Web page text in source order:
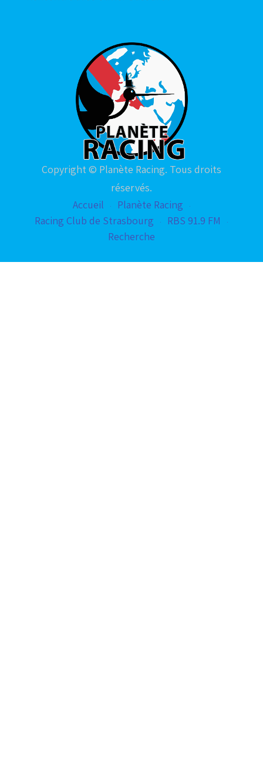
Copyright © Planète Racing. Tous droits
réservés.
Accueil
Planète Racing
Racing Club de Strasbourg
RBS 91.9 FM
Recherche